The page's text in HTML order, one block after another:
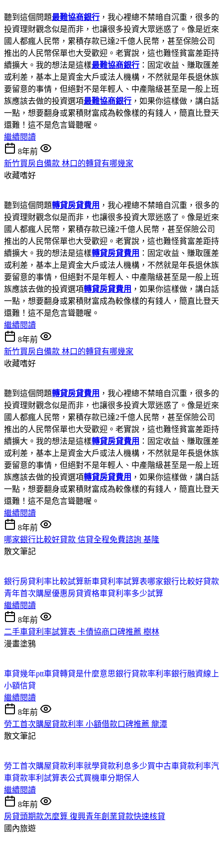
聽到這個問題最難協商銀行 ，我心裡總不禁暗自沉重，很多的
投資理財觀念似是而非，也讓很多投資大眾迷惑了。像是近來
國人都瘋人民幣，累積存款已達2千億人民幣，甚至保險公司
推出的人民幣保單也大受歡迎。老實說，這也難怪貧富差距持
續擴大。我的想法是這樣最難協商銀行 ：固定收益、賺取匯差
或利差，基本上是資金大戶或法人機構，不然就是年長退休族
要留意的事情，但絕對不是年輕人、中產階級甚至是一般上班
族應該去做的投資選項最難協商銀行 ，如果你這樣做，講白話
一點，想要翻身或累積財富成為較像樣的有錢人，簡直比登天
還難！這不是危言聳聽喔。
繼續閱讀
8年前
新竹買房自備款 林口的轉貸有哪幾家
收藏嗜好
聽到這個問題轉貸房貸費用 ，我心裡總不禁暗自沉重，很多的
投資理財觀念似是而非，也讓很多投資大眾迷惑了。像是近來
國人都瘋人民幣，累積存款已達2千億人民幣，甚至保險公司
推出的人民幣保單也大受歡迎。老實說，這也難怪貧富差距持
續擴大。我的想法是這樣轉貸房貸費用 ：固定收益、賺取匯差
或利差，基本上是資金大戶或法人機構，不然就是年長退休族
要留意的事情，但絕對不是年輕人、中產階級甚至是一般上班
族應該去做的投資選項轉貸房貸費用 ，如果你這樣做，講白話
一點，想要翻身或累積財富成為較像樣的有錢人，簡直比登天
還難！這不是危言聳聽喔。
繼續閱讀
8年前
新竹買房自備款 林口的轉貸有哪幾家
收藏嗜好
聽到這個問題轉貸房貸費用 ，我心裡總不禁暗自沉重，很多的
投資理財觀念似是而非，也讓很多投資大眾迷惑了。像是近來
國人都瘋人民幣，累積存款已達2千億人民幣，甚至保險公司
推出的人民幣保單也大受歡迎。老實說，這也難怪貧富差距持
續擴大。我的想法是這樣轉貸房貸費用 ：固定收益、賺取匯差
或利差，基本上是資金大戶或法人機構，不然就是年長退休族
要留意的事情，但絕對不是年輕人、中產階級甚至是一般上班
族應該去做的投資選項轉貸房貸費用 ，如果你這樣做，講白話
一點，想要翻身或累積財富成為較像樣的有錢人，簡直比登天
還難！這不是危言聳聽喔。
繼續閱讀
8年前
哪家銀行比較好貸款 信貸全程免費諮詢 基隆
散文筆記
銀行房貸利率比較試算新車貸利率試算表哪家銀行比較好貸款
青年首次購屋優惠房貸資格車貸利率多少試算
繼續閱讀
8年前
二手車貸利率試算表 卡債協商口碑推薦 樹林
漫畫塗鴉
車貸幾年ptt車貸轉貸是什麼意思銀行貸款率利率銀行融資線上
小額信貸
繼續閱讀
8年前
勞工首次購屋貸款利率 小額借款口碑推薦 龍潭
散文筆記
勞工首次購屋貸款利率就學貸款利息多少買中古車貸款利率汽
車貸款率利試算表公式買機車分期保人
繼續閱讀
8年前
房貸頭期款怎麼算 復興青年創業貸款快速核貸
國內旅遊